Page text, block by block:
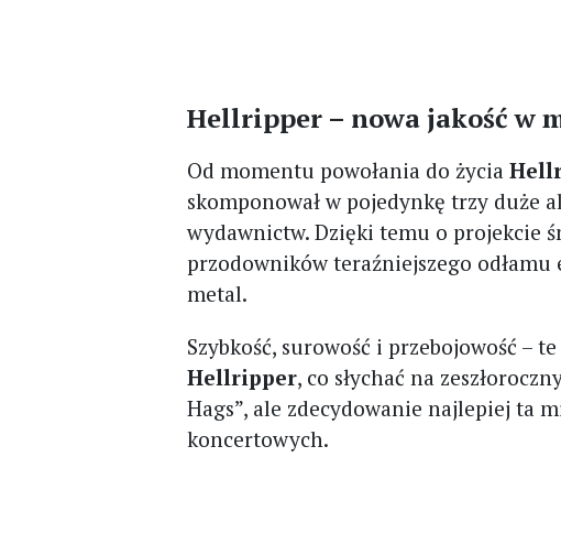
Hellripper – nowa jakość w
Od momentu powołania do życia
skomponował w pojedynkę trzy duże
wydawnictw. Dzięki temu o projekcie
przodowników teraźniejszego
metal.
Szybkość, surowość i przebojowość –
Hellripper, co słychać na
Hags”, ale zdecydowanie najlepiej ta
koncertowych.